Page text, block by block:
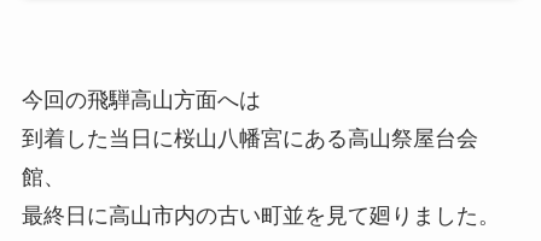
今回の飛騨高山方面へは
到着した当日に桜山八幡宮にある高山祭屋台会
館、
最終日に高山市内の古い町並を見て廻りました。